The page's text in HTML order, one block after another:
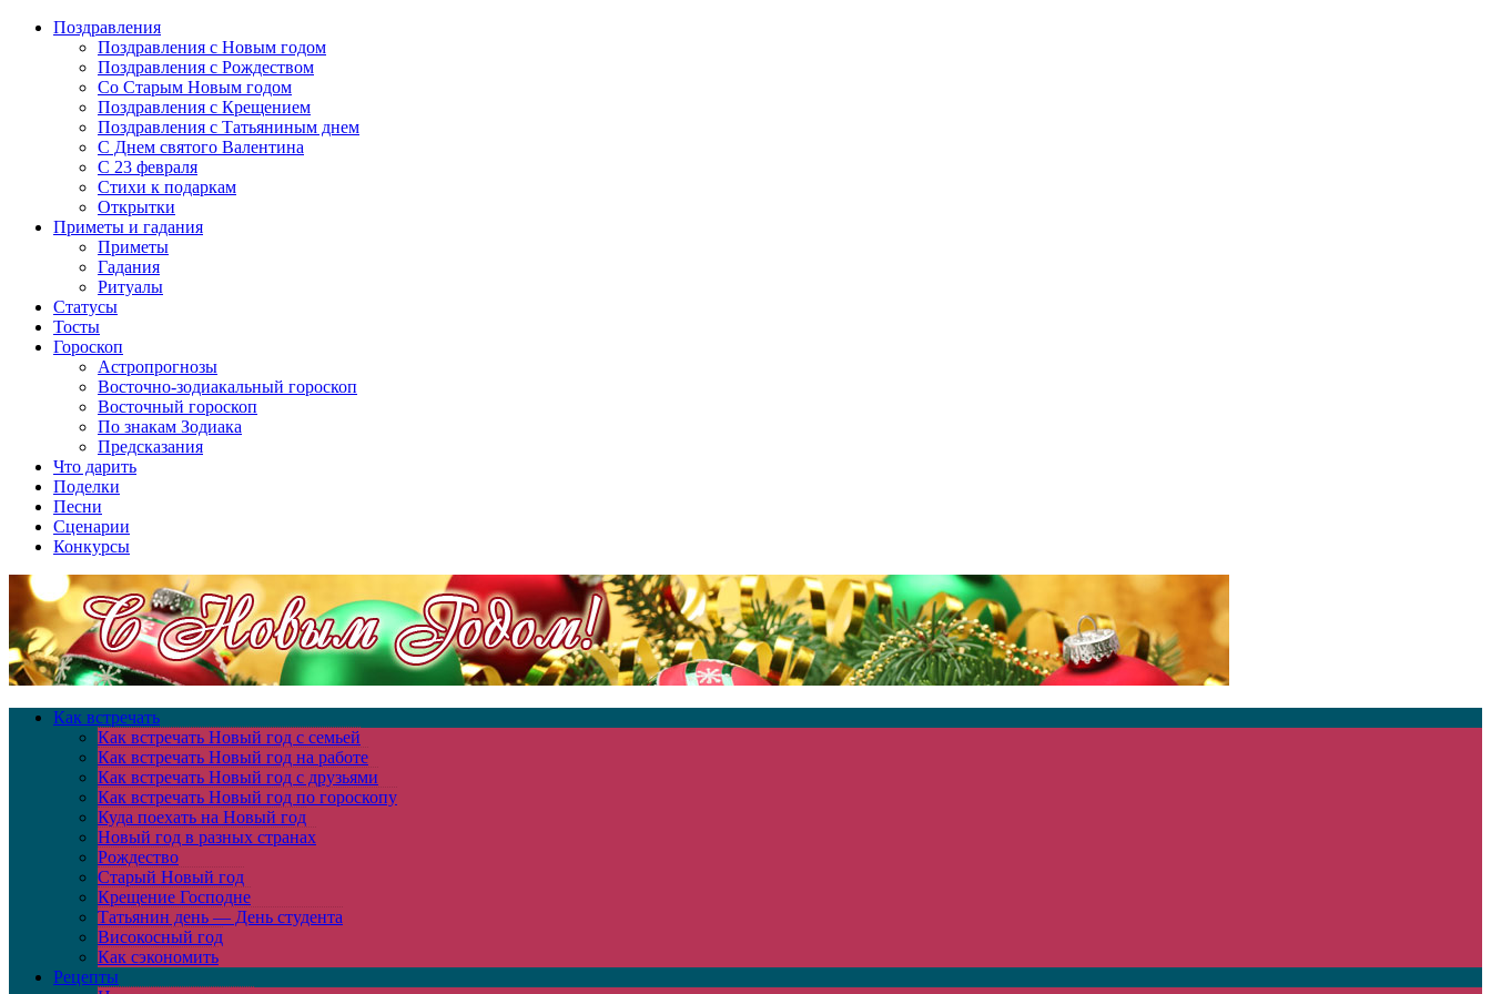
Поздравления
Поздравления с Новым годом
Поздравления с Рождеством
Со Старым Новым годом
Поздравления с Крещением
Поздравления с Татьяниным днем
С Днем святого Валентина
C 23 февраля
Стихи к подаркам
Открытки
Приметы и гадания
Приметы
Гадания
Ритуалы
Статусы
Тосты
Гороскоп
Астропрогнозы
Восточно-зодиакальный гороскоп
Восточный гороскоп
По знакам Зодиака
Предсказания
Что дарить
Поделки
Песни
Сценарии
Конкурсы
Как встречать
Как встречать Новый год с семьей
Как встречать Новый год на работе
Как встречать Новый год с друзьями
Как встречать Новый год по гороскопу
Куда поехать на Новый год
Новый год в разных странах
Рождество
Старый Новый год
Крещение Господне
Татьянин день — День студента
Високосный год
Как сэкономить
Рецепты